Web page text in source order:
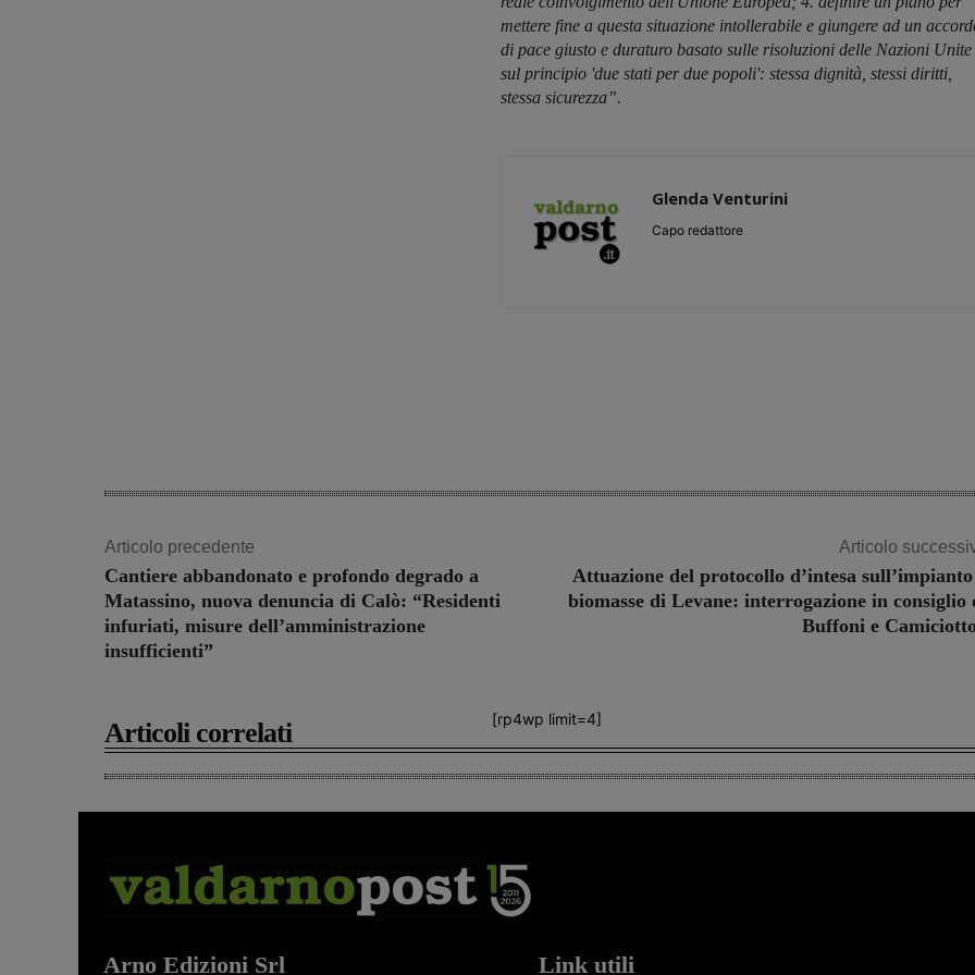
mettere fine a questa situazione intollerabile e giungere ad un
di pace giusto e duraturo basato sulle risoluzioni delle Nazioni Unite
sul principio 'due stati per due popoli': stessa dignità, stessi diritti,
stessa sicurezza”.
Glenda Venturini
Capo redattore
Articolo precedente
Cantiere abbandonato e profondo degrado a
Matassino, nuova denuncia di Calò: “Residenti
infuriati, misure dell’amministrazione
insufficienti”
Articolo
Attuazione del protocollo d’intesa
biomasse di Levane: interrogazione in consiglio
Buffoni e
[rp4wp limit=4]
Articoli correlati
Arno Edizioni Srl Link utili